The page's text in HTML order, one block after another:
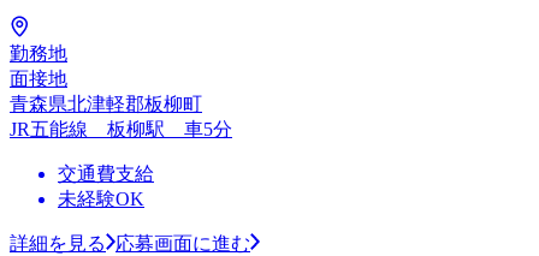
勤務地
面接地
青森県北津軽郡板柳町
JR五能線 板柳駅 車5分
交通費支給
未経験OK
詳細を見る
応募画面に進む